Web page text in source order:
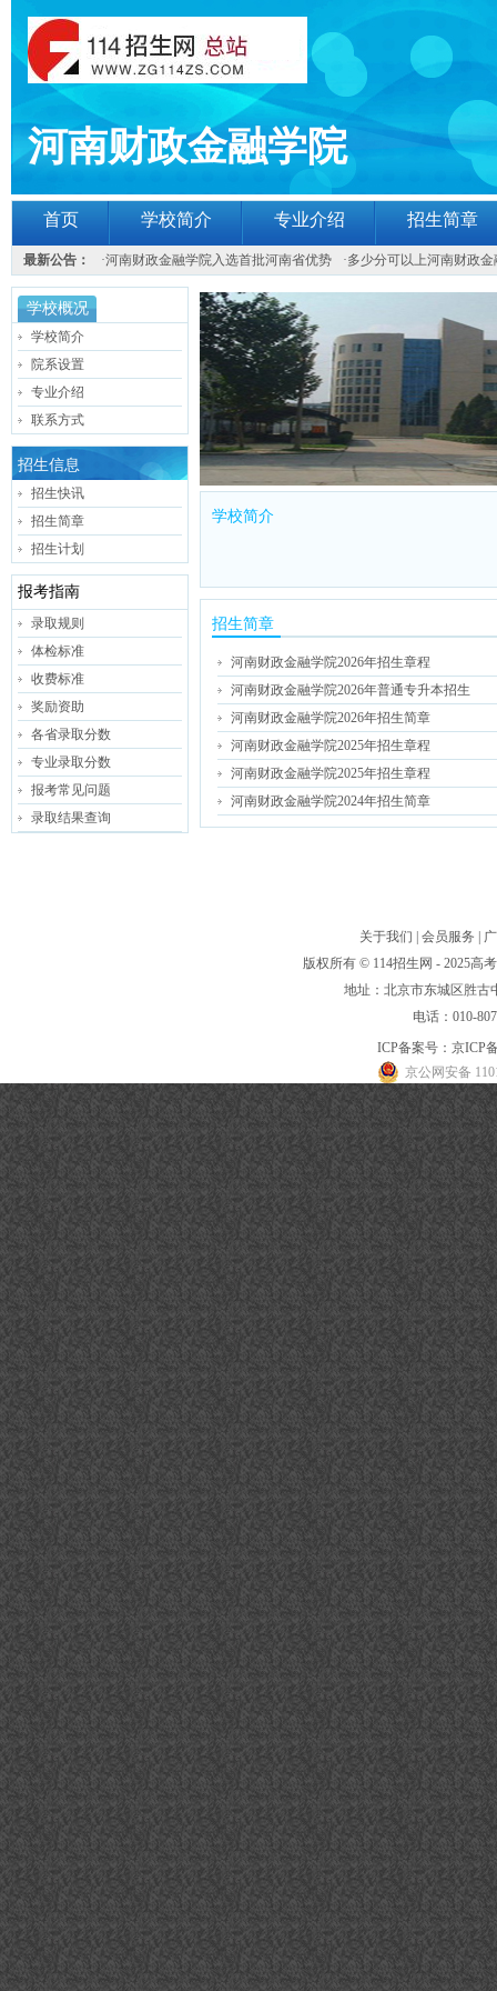
河南财政金融学院
首页 学校简介 专业介绍 招生简章
最新公告： ·河南财政金融学院入选首批河南省优势 ·多少分可以上河南财政金
学校概况
学校简介
院系设置
专业介绍
联系方式
招生信息
招生快讯
招生简章
招生计划
报考指南
录取规则
体检标准
收费标准
奖励资助
各省录取分数
专业录取分数
报考常见问题
录取结果查询
学校简介
招生简章
河南财政金融学院2026年招生章程
河南财政金融学院2026年普通专升本招生
河南财政金融学院2026年招生简章
河南财政金融学院2025年招生章程
河南财政金融学院2025年招生章程
河南财政金融学院2024年招生简章
关于我们 会员服务
版权所有 © 114招生网 - 2025高
地址：北京市东城区胜
电话：010-
ICP备案号： 京ICP
京公网安备